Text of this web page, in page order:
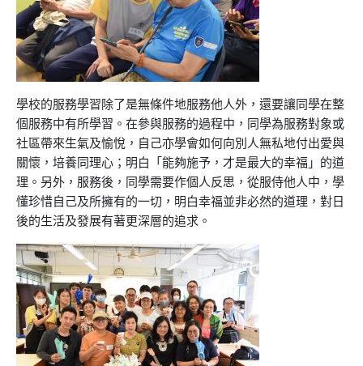
學校的服務學習除了是無條件地服務他人外，還要讓同學在整
個服務中有所學習。在參與服務的過程中，同學為服務對象或
社區帶來生氣及愉悅，自己亦學會如何向別人無私地付出愛與
關懷，培養同理心；明白「能夠施予，才是最大的幸福」的道
理。另外，服務後，同學需要作個人反思，從服侍他人中，學
懂珍惜自己及所擁有的一切，明白幸福並非必然的道理，對日
後的生活及發展有著更深層的追求。